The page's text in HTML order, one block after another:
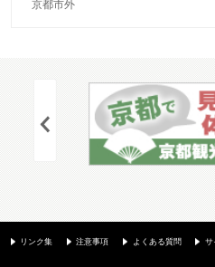
京都市外
リンク集 注意事項 よくある質問 サ